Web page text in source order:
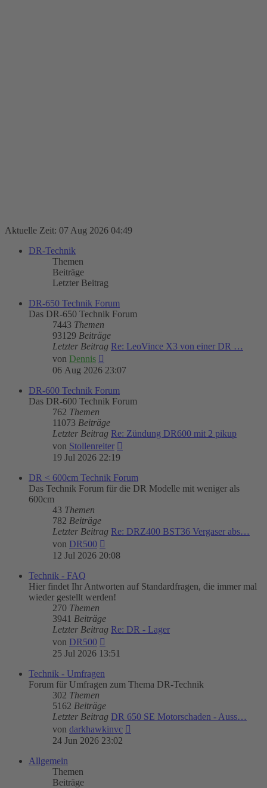
Aktuelle Zeit: 07 Aug 2026 04:49
DR-Technik
Themen
Beiträge
Letzter Beitrag
DR-650 Technik Forum
Das DR-650 Technik Forum
7443 Themen
93129 Beiträge
Letzter Beitrag Re: LeoVince X3 von einer DR …
von Dennis
Beitrag
06 Aug 2026 23:07
DR-600 Technik Forum
Das DR-600 Technik Forum
762 Themen
11073 Beiträge
Letzter Beitrag Re: Zündung DR600 mit 2 pikup
von Stollenreiter
19 Jul 2026 22:19
DR < 600cm Technik Forum
Das Technik Forum für die DR Modelle mit weniger als
600cm
43 Themen
782 Beiträge
Letzter Beitrag Re: DRZ400 BST36 Vergaser abs…
von DR500
Beitrag
12 Jul 2026 20:08
Technik - FAQ
Hier findet Ihr Antworten auf Standardfragen, die immer mal
wieder gestellt werden!
270 Themen
3941 Beiträge
Letzter Beitrag Re: DR - Lager
von DR500
Beitrag
25 Jul 2026 13:51
Technik - Umfragen
Forum für Umfragen zum Thema DR-Technik
302 Themen
5162 Beiträge
Letzter Beitrag DR 650 SE Motorschaden - Auss…
von darkhawkinvc
24 Jun 2026 23:02
Allgemein
Themen
Beiträge